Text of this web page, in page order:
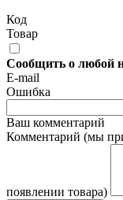
Код
Товар
Сообщить о любой
E-mail
Ошибка
Ваш комментарий
Комментарий (мы
появлении товара)